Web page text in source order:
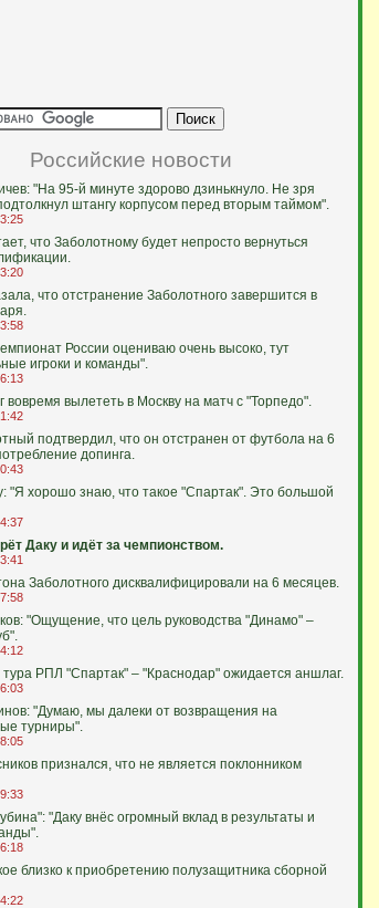
Российские новости
"На 95‑й минуте здорово дзинькнуло. Не зря
штангу корпусом перед вторым таймом".
что Заболотному будет непросто вернуться
что отстранение Заболотного завершится в
России оцениваю очень высоко, тут
игроки и команды".
вовремя вылететь в Москву на матч с "Торпедо".
подтвердил, что он отстранен от футбола на 6
допинга.
"Я хорошо знаю, что такое "Спартак". Это большой
Даку и идёт за чемпионством.
Заболотного дисквалифицировали на 6 месяцев.
"Ощущение, что цель руководства "Динамо" –
тура РПЛ "Спартак" – "Краснодар" ожидается аншлаг.
"Думаю, мы далеки от возвращения на
турниры".
признался, что не является поклонником
"Даку внёс огромный вклад в результаты и
близко к приобретению полузащитника сборной